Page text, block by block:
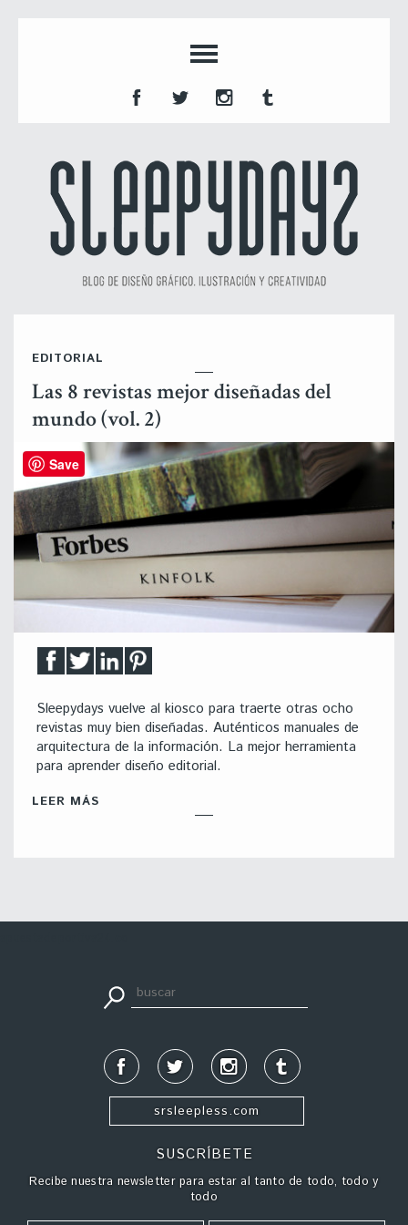
EDITORIAL
Las 8 revistas mejor diseñadas del
mundo (vol. 2)
Sleepydays vuelve al kiosco para traerte otras ocho
revistas muy bien diseñadas. Auténticos manuales de
arquitectura de la información. La mejor herramienta
para aprender diseño editorial.
LEER MÁS
srsleepless.com
SUSCRÍBETE
Recibe nuestra newsletter para estar al tanto de todo, todo y
todo
Save